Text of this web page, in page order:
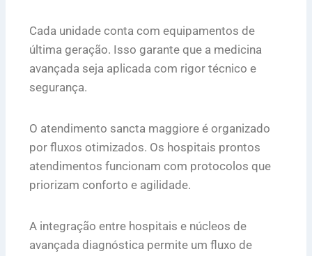
Cada unidade conta com equipamentos de
última geração. Isso garante que a medicina
avançada seja aplicada com rigor técnico e
segurança.
O atendimento sancta maggiore é organizado
por fluxos otimizados. Os hospitais prontos
atendimentos funcionam com protocolos que
priorizam conforto e agilidade.
A integração entre hospitais e núcleos de
avançada diagnóstica permite um fluxo de